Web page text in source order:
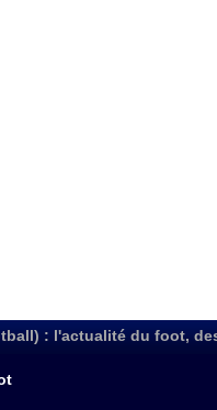
: l'actualité du foot,